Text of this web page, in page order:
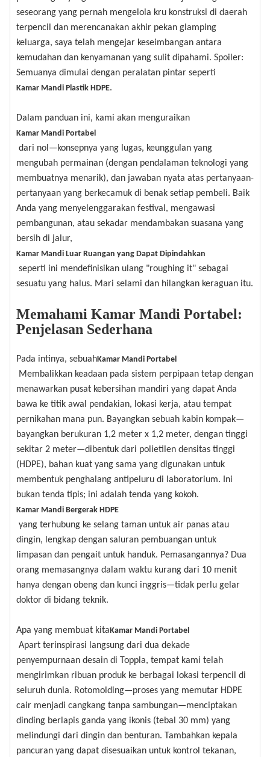
seseorang yang pernah mengelola kru konstruksi di daerah
terpencil dan merencanakan akhir pekan glamping
keluarga, saya telah mengejar keseimbangan antara
kemudahan dan kenyamanan yang sulit dipahami. Spoiler:
Semuanya dimulai dengan peralatan pintar seperti
Kamar Mandi Plastik HDPE.
Dalam panduan ini, kami akan menguraikan
Kamar Mandi Portabel
dari nol—konsepnya yang lugas, keunggulan yang
mengubah permainan (dengan pendalaman teknologi yang
membuatnya menarik), dan jawaban nyata atas pertanyaan-
pertanyaan yang berkecamuk di benak setiap pembeli. Baik
Anda yang menyelenggarakan festival, mengawasi
pembangunan, atau sekadar mendambakan suasana yang
bersih di jalur,
Kamar Mandi Luar Ruangan yang Dapat Dipindahkan
seperti ini mendefinisikan ulang "roughing it" sebagai
sesuatu yang halus. Mari selami dan hilangkan keraguan itu.
Memahami Kamar Mandi Portabel:
Penjelasan Sederhana
Pada intinya, sebuahKamar Mandi Portabel
Membalikkan keadaan pada sistem perpipaan tetap dengan
menawarkan pusat kebersihan mandiri yang dapat Anda
bawa ke titik awal pendakian, lokasi kerja, atau tempat
pernikahan mana pun. Bayangkan sebuah kabin kompak—
bayangkan berukuran 1,2 meter x 1,2 meter, dengan tinggi
sekitar 2 meter—dibentuk dari polietilen densitas tinggi
(HDPE), bahan kuat yang sama yang digunakan untuk
membentuk penghalang antipeluru di laboratorium. Ini
bukan tenda tipis; ini adalah tenda yang kokoh.
Kamar Mandi Bergerak HDPE
yang terhubung ke selang taman untuk air panas atau
dingin, lengkap dengan saluran pembuangan untuk
limpasan dan pengait untuk handuk. Pemasangannya? Dua
orang memasangnya dalam waktu kurang dari 10 menit
hanya dengan obeng dan kunci inggris—tidak perlu gelar
doktor di bidang teknik.
Apa yang membuat kitaKamar Mandi Portabel
Apart terinspirasi langsung dari dua dekade
penyempurnaan desain di Toppla, tempat kami telah
mengirimkan ribuan produk ke berbagai lokasi terpencil di
seluruh dunia. Rotomolding—proses yang memutar HDPE
cair menjadi cangkang tanpa sambungan—menciptakan
dinding berlapis ganda yang ikonis (tebal 30 mm) yang
melindungi dari dingin dan benturan. Tambahkan kepala
pancuran yang dapat disesuaikan untuk kontrol tekanan,